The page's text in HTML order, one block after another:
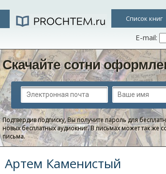
Список книг
E-mail:
Скачайте сотни
Подтвердив подписку, Вы получите пароль для
новых бесплатных аудиокниг. В письмах может так же
письма.
Артем Каменистый